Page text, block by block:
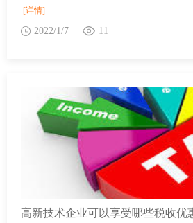
[详情]
2022/1/7 11
高新技术企业可以享受哪些税收优